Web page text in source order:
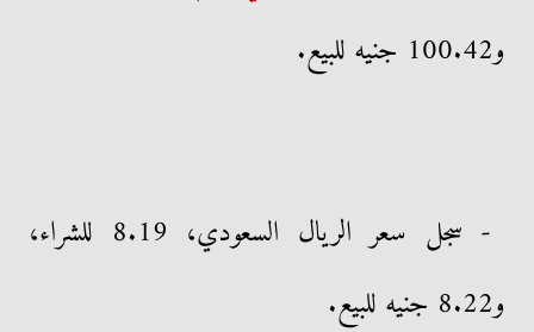
و100.42 جنيه للبيع.
- سجل سعر الريال السعودي، 8.19 للشراء،
و8.22 جنيه للبيع.